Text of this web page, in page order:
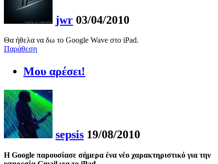
jwr 03/04/2010
Θα ήθελα να δω το Google Wave στο iPad.
Παράθεση
Μου αρέσει!
sepsis 19/08/2010
H Google παρουσίασε σήμερα ένα νέο χαρακτηριστικό για την